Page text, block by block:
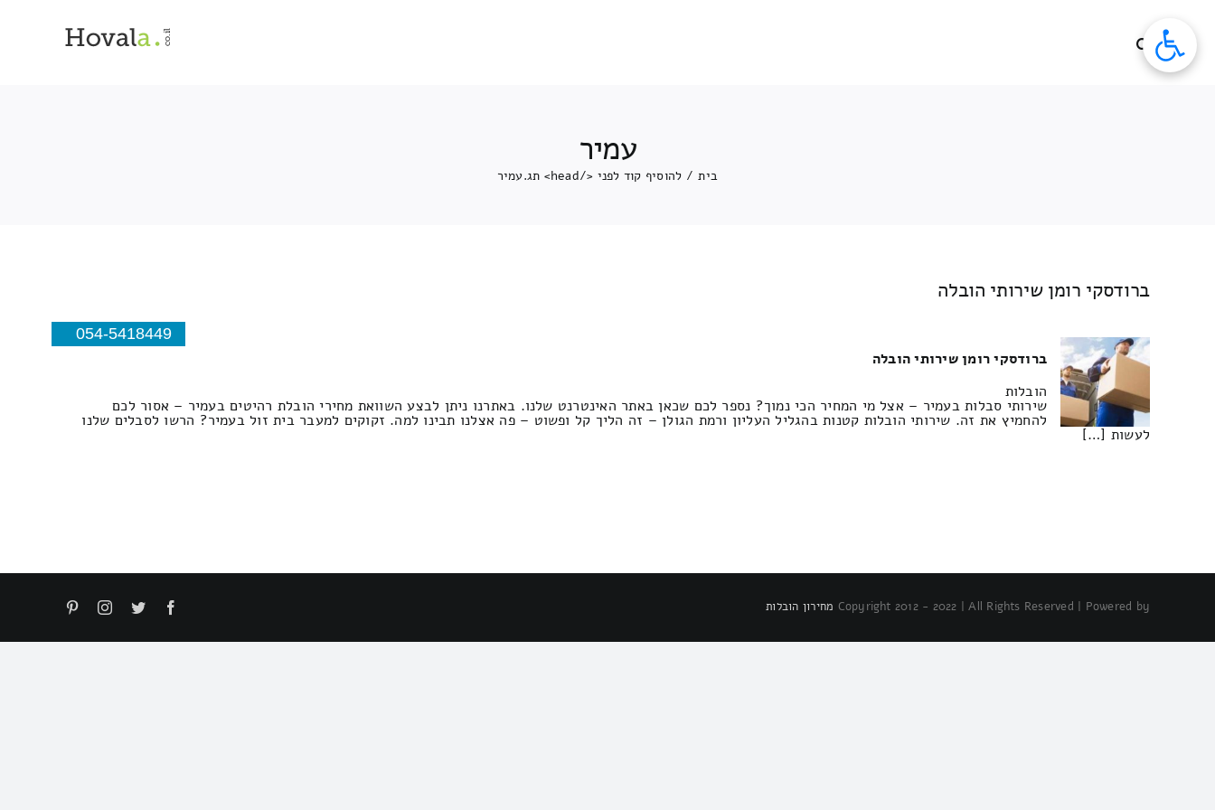
עמיר
בית / להוסיף קוד לפני </head> תג. עמיר
ברודסקי רומן שירותי הובלה
054-5418449
ברודסקי רומן שירותי הובלה
הובלות
שירותי סבלות בעמיר – אצל מי המחיר הכי נמוך? נספר לכם שכאן באתר האינטרנט שלנו. באתרנו ניתן לבצע השוואת מחירי הובלת רהיטים בעמיר – אסור לכם
להחמיץ את זה. שירותי הובלות קטנות בהגליל העליון ורמת הגולן – זה הליך קל ופשוט – פה אצלנו תבינו למה. זקוקים למעבר בית זול בעמיר? הרשו לסבלים שלנו
לעשות […]
Copyright 2012 - 2022 | All Rights Reserved | Powered by מחירון הובלות Facebook
Twitter
Instagram